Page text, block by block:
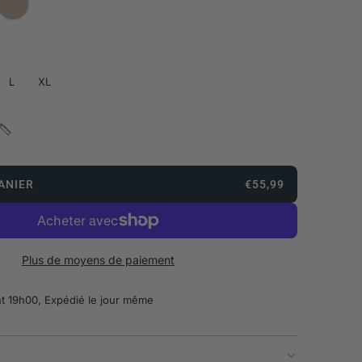
L XL
€55,99
Plus de moyens de paiement
19h00, Expédié le jour même